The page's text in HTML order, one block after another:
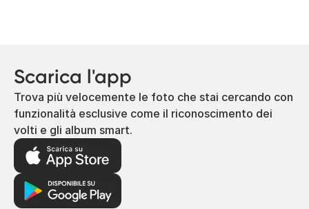
Scarica l'app
Trova più velocemente le foto che stai cercando con
funzionalità esclusive come il riconoscimento dei
volti e gli album smart.